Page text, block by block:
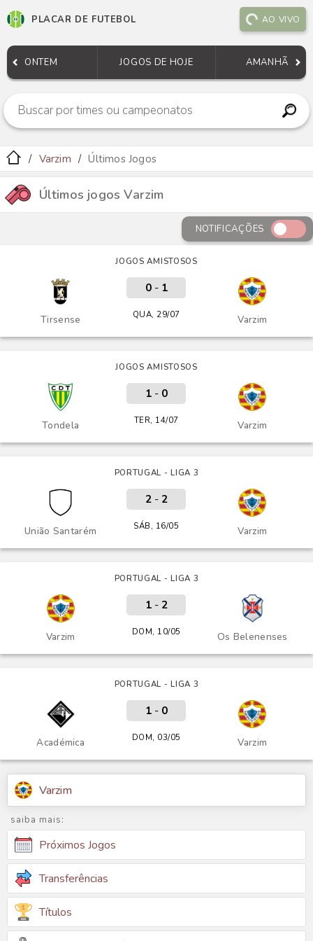
PLACAR DE FUTEBOL AO VIVO
ONTEM JOGOS DE HOJE AMANHÃ
Varzim Últimos Jogos
Últimos jogos Varzim
NOTIFICAÇÕES
JOGOS AMISTOSOS
Tirsense Varzim
0- 1
QUA, 29/07
JOGOS AMISTOSOS
Tondela Varzim
1- 0
TER, 14/07
PORTUGAL - LIGA 3
União Santarém Varzim
2- 2
SÁB, 16/05
PORTUGAL - LIGA 3
Varzim Os Belenenses
1- 2
DOM, 10/05
PORTUGAL - LIGA 3
Académica Varzim
1- 0
DOM, 03/05
Varzim
saiba mais:
Próximos Jogos
Transferências
Títulos